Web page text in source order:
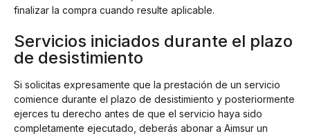
finalizar la compra cuando resulte aplicable.
Servicios iniciados durante el plazo
de desistimiento
Si solicitas expresamente que la prestación de un servicio
comience durante el plazo de desistimiento y posteriormente
ejerces tu derecho antes de que el servicio haya sido
completamente ejecutado, deberás abonar a Aimsur un